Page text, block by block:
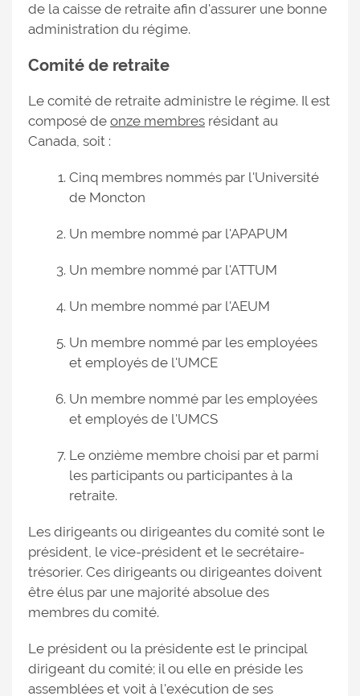
de la caisse de retraite afin d'assurer une bonne
administration du régime.
Comité de retraite
Le comité de retraite administre le régime. Il est
composé de onze membres résidant au
Canada, soit :
Cinq membres nommés par l'Université
de Moncton
Un membre nommé par l'APAPUM
Un membre nommé par l'ATTUM
Un membre nommé par l'AEUM
Un membre nommé par les employées
et employés de l'UMCE
Un membre nommé par les employées
et employés de l'UMCS
Le onzième membre choisi par et parmi
les participants ou participantes à la
retraite.
Les dirigeants ou dirigeantes du comité sont le
président, le vice-président et le secrétaire-
trésorier. Ces dirigeants ou dirigeantes doivent
être élus par une majorité absolue des
membres du comité.
Le président ou la présidente est le principal
dirigeant du comité; il ou elle en préside les
assemblées et voit à l'exécution de ses